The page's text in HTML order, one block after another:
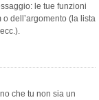
le tue funzioni
dell’argomento (la lista
che tu non sia un